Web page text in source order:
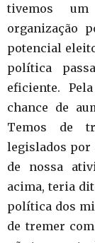
tivemos
organização
potencial
política
eficiente.
chance de
Temos de
legislados por
de nossa
acima, teria
política dos
de tremer